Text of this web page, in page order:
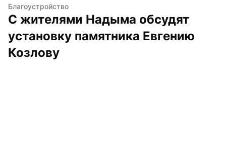
Благоустройство
С жителями Надыма обсудят
установку памятника Евгению
Козлову